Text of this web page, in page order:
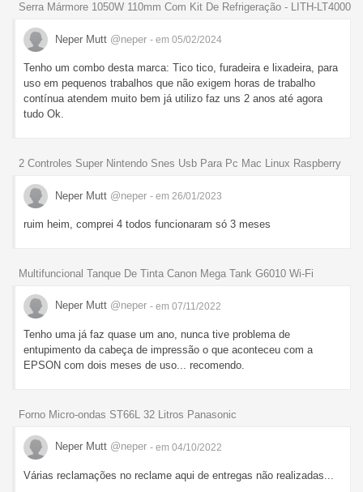
Serra Mármore 1050W 110mm Com Kit De Refrigeração - LITH-LT4000
Neper Mutt @neper - em 05/02/2024
Tenho um combo desta marca: Tico tico, furadeira e lixadeira, para
uso em pequenos trabalhos que não exigem horas de trabalho
contínua atendem muito bem já utilizo faz uns 2 anos até agora
tudo Ok.
2 Controles Super Nintendo Snes Usb Para Pc Mac Linux Raspberry
Neper Mutt @neper - em 26/01/2023
ruim heim, comprei 4 todos funcionaram só 3 meses
Multifuncional Tanque De Tinta Canon Mega Tank G6010 Wi-Fi
Neper Mutt @neper - em 07/11/2022
Tenho uma já faz quase um ano, nunca tive problema de
entupimento da cabeça de impressão o que aconteceu com a
EPSON com dois meses de uso... recomendo.
Forno Micro-ondas ST66L 32 Litros Panasonic
Neper Mutt @neper - em 04/10/2022
Várias reclamações no reclame aqui de entregas não realizadas...